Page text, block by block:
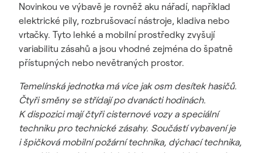
Novinkou ve výbavě je rovněž aku nářadí, například
elektrické pily, rozbrušovací nástroje, kladiva nebo
vrtačky. Tyto lehké a mobilní prostředky zvyšují
variabilitu zásahů a jsou vhodné zejména do špatně
přístupných nebo nevětraných prostor.
Temelínská jednotka má více jak osm desítek hasičů.
Čtyři směny se střídají po dvanácti hodinách.
K dispozici mají čtyři cisternové vozy a speciální
techniku pro technické zásahy. Součástí vybavení je
i špičková mobilní požární technika, dýchací technika,